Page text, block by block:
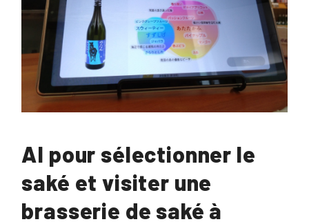
AI pour sélectionner le
saké et visiter une
brasserie de saké à